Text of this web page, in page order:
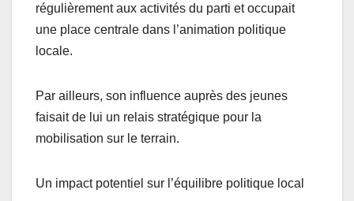
régulièrement aux activités du parti et occupait
une place centrale dans l’animation politique
locale.
Par ailleurs, son influence auprès des jeunes
faisait de lui un relais stratégique pour la
mobilisation sur le terrain.
Un impact potentiel sur l’équilibre politique local